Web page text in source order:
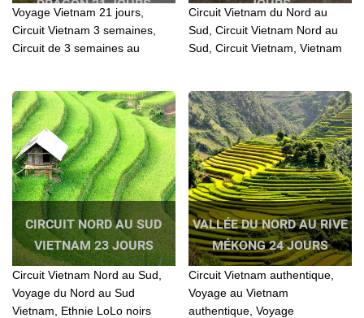
DRAGON 21 JOURS
Voyage Vietnam 21 jours,
Circuit Vietnam 3 semaines,
Circuit de 3 semaines au
Voyage Vietnam 3 semaines,
Voyage au Nord Vietnam,
Voyage au Vietnam 3 semaines
JOURS
Circuit Vietnam du Nord au
Sud, Circuit Vietnam Nord au
Sud, Circuit Vietnam, Vietnam
Voyage au Vietnam, Voyage au
Nord Vietnam, Voyage Vietnam
22 jours, Voyage 22 jours au
Vietnam
CIRCUIT NORD AU SUD
VIETNAM 23 JOURS
Circuit Vietnam Nord au Sud,
Voyage du Nord au Sud
Vietnam, Ethnie LoLo noirs
VALLÉE DU NORD AU RIVE
MÉKONG 24 JOURS
Circuit Vietnam authentique,
Voyage au Vietnam
authentique, Voyage